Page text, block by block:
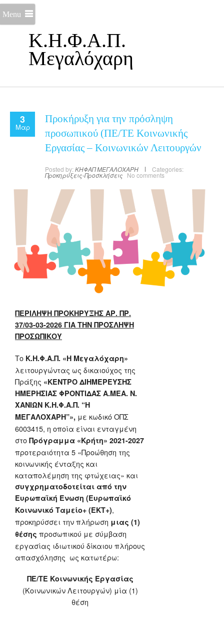
Κ.Η.Φ.Α.Π.
Μεγαλόχαρη
Menu
3
Μαρ
Προκήρυξη για την πρόσληψη
προσωπικού (ΠΕ/ΤΕ Κοινωνικής
Εργασίας – Κοινωνικών Λειτουργών
Posted by: ΚΗΦΑΠ ΜΕΓΑΛΟΧΑΡΗ Categories:
Προκηρύξεις-Προσκλήσεις No comments
ΠΕΡΙΛΗΨΗ ΠΡΟΚΗΡΥΞΗΣ ΑΡ. ΠΡ.
37/03-03-2026 ΓΙΑ ΤΗΝ ΠΡΟΣΛΗΨΗ
ΠΡΟΣΩΠΙΚΟΥ
Το Κ.Η.Φ.Α.Π. «Η Μεγαλόχαρη»
λειτουργώντας ως δικαιούχος της
Πράξης «ΚΕΝΤΡΟ ΔΙΗΜΕΡΕΥΣΗΣ
ΗΜΕΡΗΣΙΑΣ ΦΡΟΝΤΙΔΑΣ Α.ΜΕΑ. Ν.
ΧΑΝΙΩΝ Κ.Η.Φ.Α.Π. “Η
ΜΕΓΑΛΟΧΑΡΗ”», με κωδικό ΟΠΣ
6003415, η οποία είναι ενταγμένη
στο Πρόγραμμα «Κρήτη» 2021-2027
προτεραιότητα 5 «Προώθηση της
κοινωνικής ένταξης και
καταπολέμηση της φτώχειας» και
συγχρηματοδοτείται από την
Ευρωπαϊκή Ένωση (Ευρωπαϊκό
Κοινωνικό Ταμείο+ (ΕΚΤ+),
προκηρύσσει την πλήρωση μιας (1)
θέσης προσωπικού με σύμβαση
εργασίας ιδιωτικού δίκαιου πλήρους
απασχόλησης ως κατωτέρω:
ΠΕ/ΤΕ Κοινωνικής Εργασίας
(Κοινωνικών Λειτουργών) μία (1)
θέση